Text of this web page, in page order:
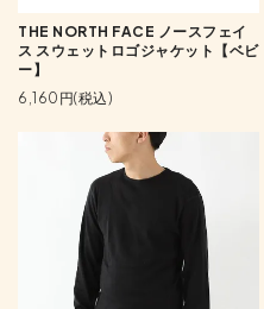
THE NORTH FACE ノースフェイ
ス スウェットロゴジャケット【ベビ
ー】
6,160円(税込)